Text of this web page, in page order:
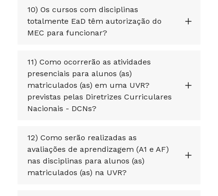
10) Os cursos com disciplinas
totalmente EaD têm autorização do
MEC para funcionar?
11) Como ocorrerão as atividades
presenciais para alunos (as)
matriculados (as) em uma UVR?
previstas pelas Diretrizes Curriculares
Nacionais - DCNs?
12) Como serão realizadas as
avaliações de aprendizagem (A1 e AF)
nas disciplinas para alunos (as)
matriculados (as) na UVR?